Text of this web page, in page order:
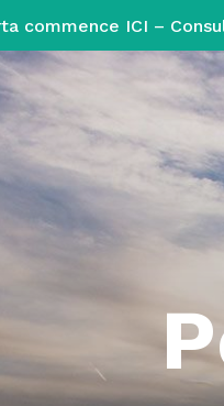
commence ICI –